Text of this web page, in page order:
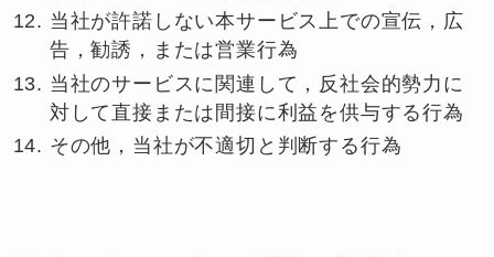
当社が許諾しない本サービス上での宣伝，広
告，勧誘，または営業行為
当社のサービスに関連して，反社会的勢力に
対して直接または間接に利益を供与する行為
その他，当社が不適切と判断する行為